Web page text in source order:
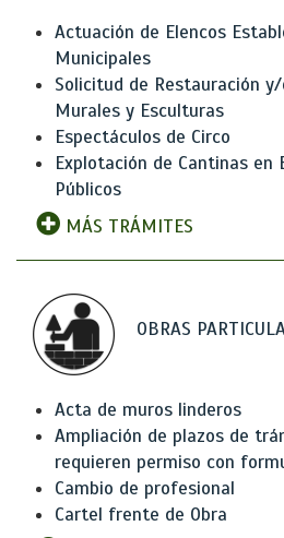
Actuación de Elencos
Municipales
Solicitud de Restauración
Murales y Esculturas
Espectáculos de Circo
Explotación de Cantinas en
Públicos
MÁS TRÁMITES
OBRAS
Acta de muros linderos
Ampliación de plazos de
requieren permiso con
Cambio de profesional
Cartel frente de Obra